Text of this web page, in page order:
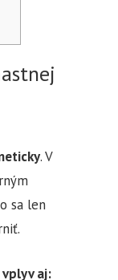
. V
sa len
aj: